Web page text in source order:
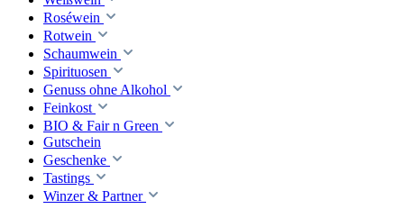
Roséwein
Rotwein
Schaumwein
Spirituosen
Genuss ohne Alkohol
Feinkost
BIO & Fair n Green
Gutschein
Geschenke
Tastings
Winzer & Partner